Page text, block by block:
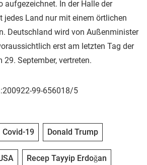
aufgezeichnet. In der Halle der
jedes Land nur mit einem örtlichen
Deutschland wird von Außenminister
erst am letzten Tag der
29. September, vertreten.
99-656018/5
Covid-19 Donald Trump
Recep Tayyip Erdoğan